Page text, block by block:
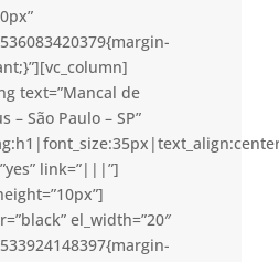
text=”Mancal de
– São Paulo – SP”
link=”|||”]
el_width=”20″